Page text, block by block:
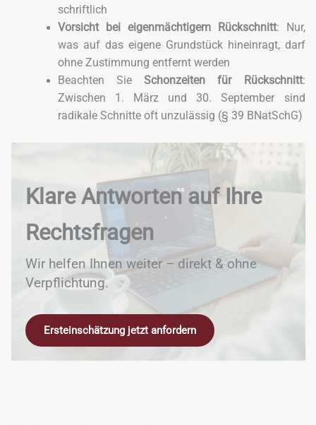
schriftlich
Vorsicht bei eigenmächtigem Rückschnitt: Nur,
was auf das eigene Grundstück hineinragt, darf
ohne Zustimmung entfernt werden
Beachten SieSchonzeiten für Rückschnitt:
Zwischen 1. März und 30. September sind
radikale Schnitte oft unzulässig (§ 39 BNatSchG)
Klare Antworten auf Ihre
Rechtsfragen
Wir helfen Ihnen weiter – direkt & ohne
Verpflichtung.
Ersteinschätzung jetzt anfordern